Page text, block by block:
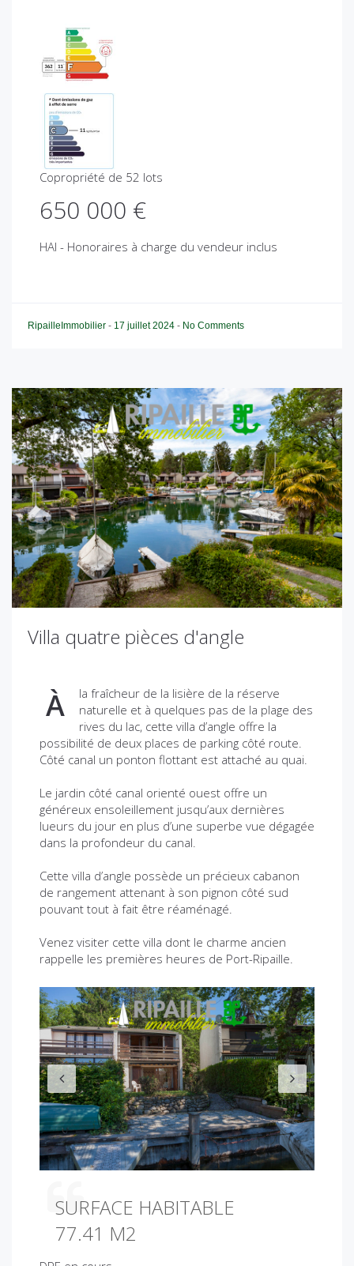
Copropriété de 52 lots
650 000 €
HAI - Honoraires à charge du vendeur inclus
RipailleImmobilier - 17 juillet 2024 - No Comments
Villa quatre pièces d'angle
À
la fraîcheur de la lisière de la réserve
naturelle et à quelques pas de la plage des
rives du lac, cette villa d’angle offre la
possibilité de deux places de parking côté route.
Côté canal un ponton flottant est attaché au quai.
Le jardin côté canal orienté ouest offre un
généreux ensoleillement jusqu’aux dernières
lueurs du jour en plus d’une superbe vue dégagée
dans la profondeur du canal.
Cette villa d’angle possède un précieux cabanon
de rangement attenant à son pignon côté sud
pouvant tout à fait être réaménagé.
Venez visiter cette villa dont le charme ancien
rappelle les premières heures de Port-Ripaille.
P
r
e
v
i
o
u
s
N
e
x
t
SURFACE HABITABLE
77.41 M2